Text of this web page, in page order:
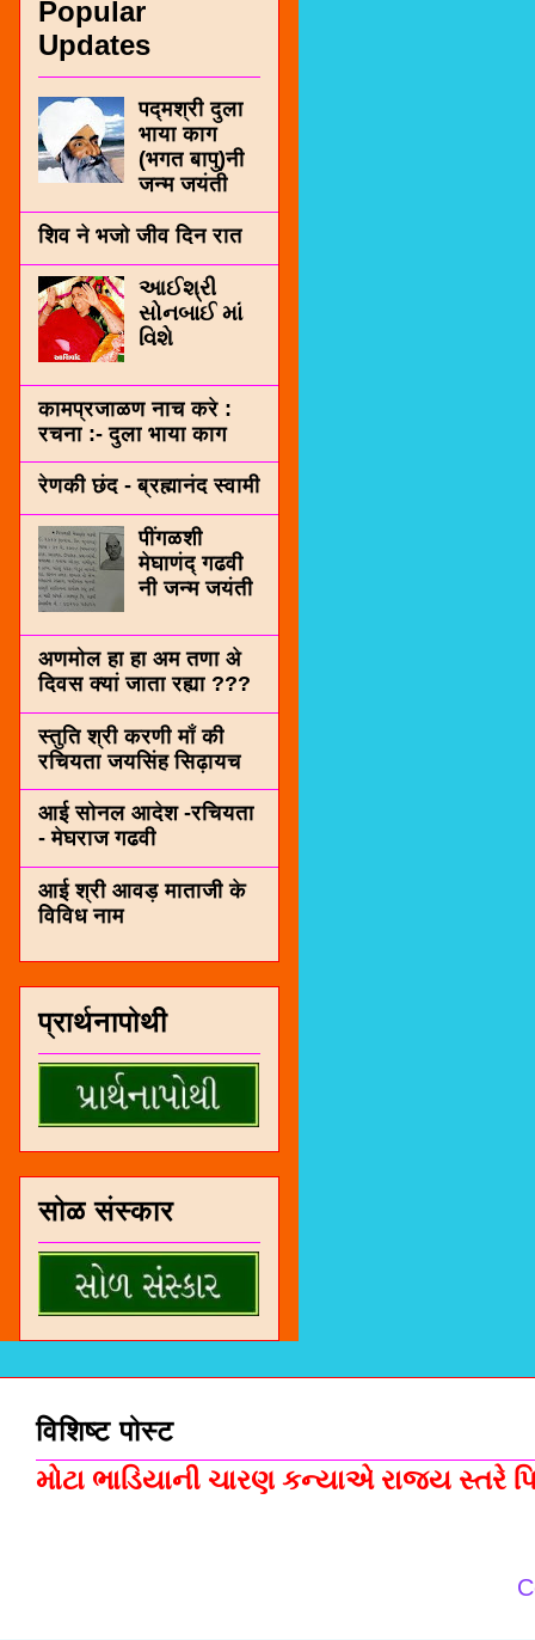
Popular
Updates
पद्मश्री दुला
भाया काग
(भगत बापु)नी
जन्म जयंती
शिव ने भजो जीव दिन रात
આઈશ્રી
સોનબાઈ માં
વિશે
कामप्रजाळण नाच करे :
रचना :- दुला भाया काग
रेणकी छंद - ब्रह्मानंद स्वामी
पींगळशी
मेघाणंद् गढवी
नी जन्म जयंती
अणमोल हा हा अम तणा अे
दिवस क्यां जाता रह्या ???
स्तुति श्री करणी माँ की
रचियता जयसिंह सिढ़ायच
आई सोनल आदेश -रचियता
- मेघराज गढवी
आई श्री आवड़ माताजी के
विविध नाम
प्रार्थनापोथी
सोळ संस्कार
विशिष्ट पोस्ट
મોટા ભાડિયાની ચારણ કન્યાએ રાજ્ય સ્તરે